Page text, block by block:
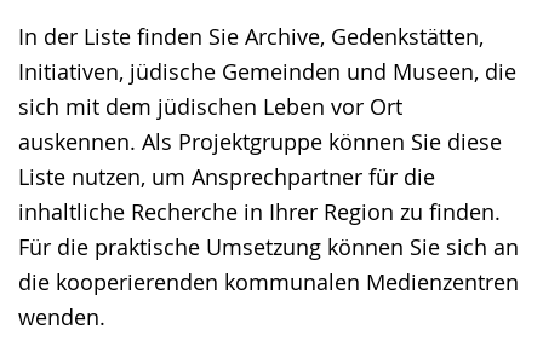
In der Liste finden Sie Archive, Gedenkstätten,
Initiativen, jüdische Gemeinden und Museen, die
sich mit dem jüdischen Leben vor Ort
auskennen. Als Projektgruppe können Sie diese
Liste nutzen, um Ansprechpartner für die
inhaltliche Recherche in Ihrer Region zu finden.
Für die praktische Umsetzung können Sie sich an
die kooperierenden kommunalen Medienzentren
wenden.